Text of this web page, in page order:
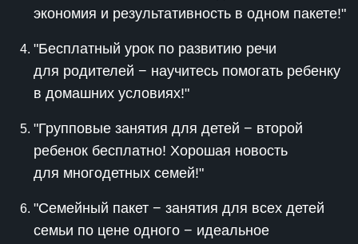
экономия и результативность в одном пакете!"
"Бесплатный урок по развитию речи
для родителей − научитесь помогать ребенку
в домашних условиях!"
"Групповые занятия для детей − второй
ребенок бесплатно! Хорошая новость
для многодетных семей!"
"Семейный пакет − занятия для всех детей
семьи по цене одного − идеальное